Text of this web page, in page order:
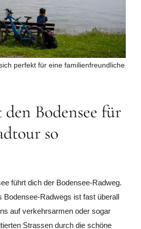
perfekt für eine familienfreundliche
den Bodensee für
so
führt dich der Bodensee-Radweg.
Bodensee-Radwegs ist fast überall
auf verkehrsarmen oder sogar
Strassen durch die schöne